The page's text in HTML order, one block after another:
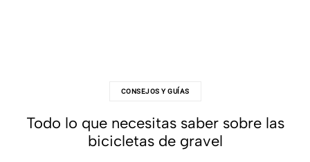
CONSEJOS Y GUÍAS
Todo lo que necesitas saber sobre las
bicicletas de gravel